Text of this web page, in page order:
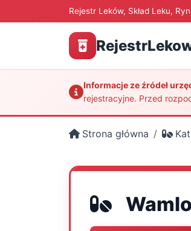
Rejestr Leków, Skład Leku,
Informacje ze źródeł
rejestracyjne. Przed
Strona główna